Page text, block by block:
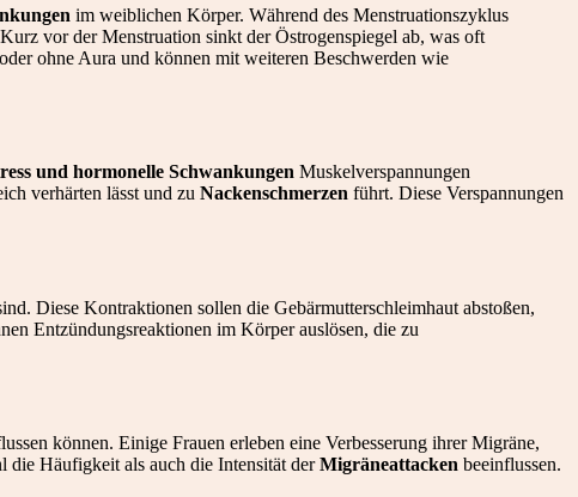
im weiblichen Körper. Während des Menstruationszyklus
vor der Menstruation sinkt der Östrogenspiegel ab, was oft
ohne Aura und können mit weiteren Beschwerden wie
und hormonelle Schwankungen Muskelverspannungen
verhärten lässt und zu Nackenschmerzen führt. Diese Verspannungen
Diese Kontraktionen sollen die Gebärmutterschleimhaut abstoßen,
Entzündungsreaktionen im Körper auslösen, die zu
können. Einige Frauen erleben eine Verbesserung ihrer Migräne,
die Häufigkeit als auch die Intensität derMigräneattacken beeinflussen.